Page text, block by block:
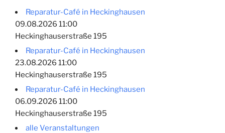
Reparatur-Café in Heckinghausen
09.08.2026 11:00
Heckinghauserstraße 195
Reparatur-Café in Heckinghausen
23.08.2026 11:00
Heckinghauserstraße 195
Reparatur-Café in Heckinghausen
06.09.2026 11:00
Heckinghauserstraße 195
alle Veranstaltungen